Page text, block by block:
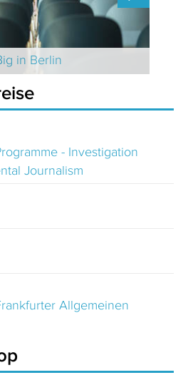
in Berlin
- Investigation
Journalism
Allgemeinen